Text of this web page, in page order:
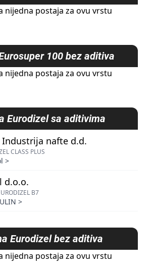
nijedna postaja za ovu vrstu
100 bez aditiva
nijedna postaja za ovu vrstu
Eurodizel sa aditivima
Industrija nafte d.d.
CLASS PLUS
>
d.o.o.
B7
>
Eurodizel bez aditiva
nijedna postaja za ovu vrstu